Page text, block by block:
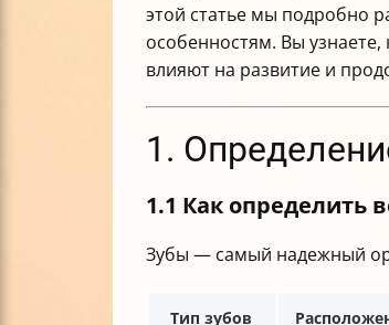
этой статье мы подробно
особенностям. Вы узнаете,
влияют на развитие и
1.
1.1 Как определить
Зубы — самый надежный
Тип зубов